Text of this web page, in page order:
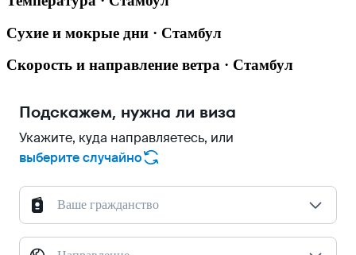
Сухие и мокрые дни · Стамбул
Скорость и направление ветра · Стамбул
Подскажем, нужна ли виза
Укажите, куда направляетесь, или
выберите случайно
Ваше гражданство